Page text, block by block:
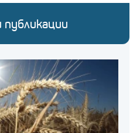
публикации